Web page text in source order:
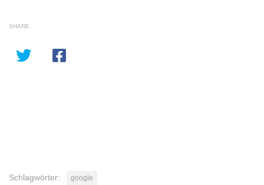
SHARE
Schlagwörter: google